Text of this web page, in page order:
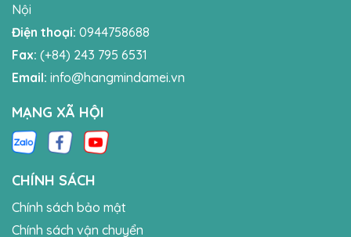
Nội
Điện thoại: 0944758688
Fax: (+84) 243 795 6531
Email: info@hangmindamei.vn
MẠNG XÃ HỘI
CHÍNH SÁCH
Chính sách bảo mật
Chính sách vận chuyển